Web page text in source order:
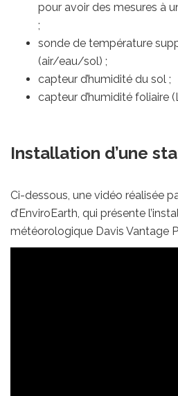
pour avoir des mesures à
;
sonde de température
(air/eau/sol) ;
capteur d’humidité du sol ;
capteur d’humidité foliaire
Installation d’une
Ci-dessous, une vidéo réalisée
d’EnviroEarth, qui présente
météorologique Davis Vantage